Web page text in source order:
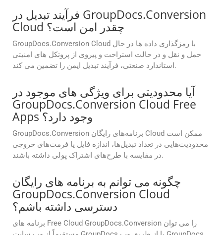
فرآیند تبدیل در GroupDocs.Conversion
Cloud چقدر امن است؟
GroupDocs.Conversion Cloud با رمزگذاری داده ها در حال
حمل و نقل و در حالت استراحت و پیروی از پروتکل های امنیتی
استاندارد صنعتی، فرآیند تبدیل ایمن را تضمین می کند.
آیا محدودیتی برای ویژگی های موجود در
GroupDocs.Conversion Cloud Free
Apps وجود دارد؟
GroupDocs.Conversion برنامه‌های رایگان Cloud ممکن است
محدودیت‌هایی در تعداد تبدیل‌ها، اندازه فایل یا فرمت‌های خروجی
در مقایسه با طرح‌های اشتراک پولی داشته باشند.
چگونه می توانم به برنامه های رایگان
GroupDocs.Conversion Cloud
دسترسی داشته باشم؟
برنامه های Free Cloud GroupDocs.Conversion را می توان